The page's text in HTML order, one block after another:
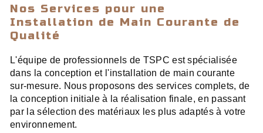
Nos Services pour une
Installation de Main Courante de
Qualité
L'équipe de professionnels de TSPC est spécialisée
dans la conception et l'installation de main courante
sur-mesure. Nous proposons des services complets, de
la conception initiale à la réalisation finale, en passant
par la sélection des matériaux les plus adaptés à votre
environnement.